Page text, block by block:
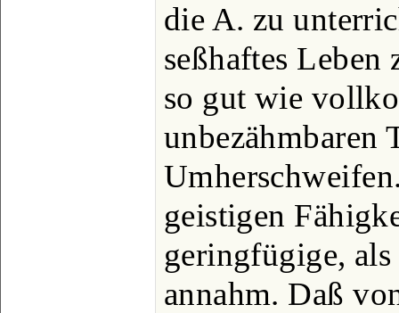
die A. zu
seßhaftes Leben
so gut wie
unbezähmbaren
geistigen
geringfügige,
annahm. Daß